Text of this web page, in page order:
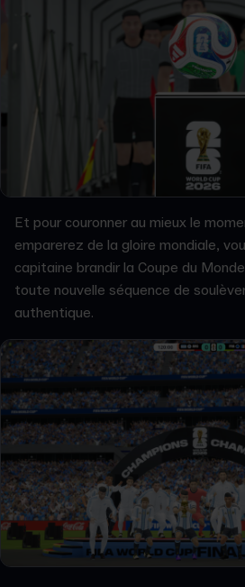
Et pour couronner au mieux le
emparerez de la gloire mondiale,
capitaine brandir la Coupe du
toute nouvelle séquence de
authentique.